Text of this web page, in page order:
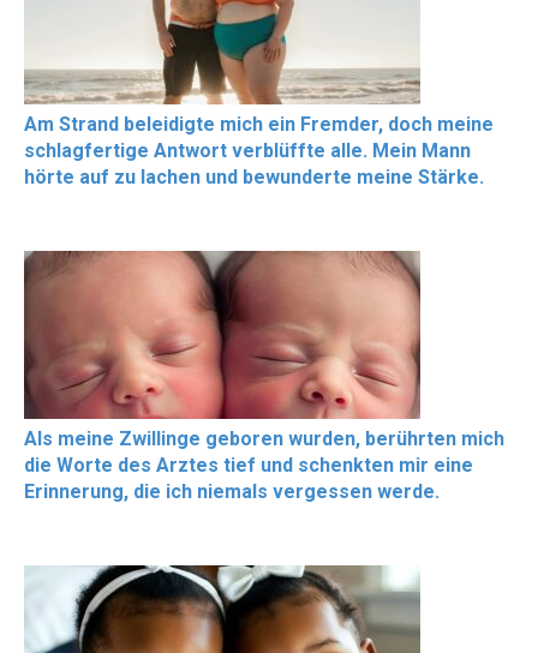
Am Strand beleidigte mich ein Fremder, doch meine
schlagfertige Antwort verblüffte alle. Mein Mann
hörte auf zu lachen und bewunderte meine Stärke.
Als meine Zwillinge geboren wurden, berührten mich
die Worte des Arztes tief und schenkten mir eine
Erinnerung, die ich niemals vergessen werde.